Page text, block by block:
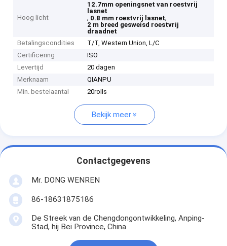
Hoog licht
12.7mm openingsnet van roestvrij
lasnet
, 0.8 mm roestvrij lasnet,
2 m breed gesweisd roestvrij
draadnet
Betalingscondities
T/T, Western Union, L/C
Certificering
ISO
Levertijd
20 dagen
Merknaam
QIANPU
Min. bestelaantal
20rolls
Bekijk meer
Contactgegevens
Mr. DONG WENREN
86-18631875186
De Streek van de Chengdongontwikkeling, Anping-
Stad, hij Bei Province, China